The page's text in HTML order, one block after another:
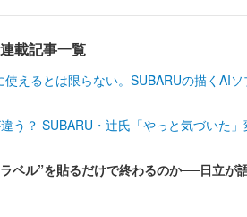
載記事一覧
使えるとは限らない。SUBARUの描くAI
う？ SUBARU・辻氏「やっと気づいた
ベル”を貼るだけで終わるのか──日立